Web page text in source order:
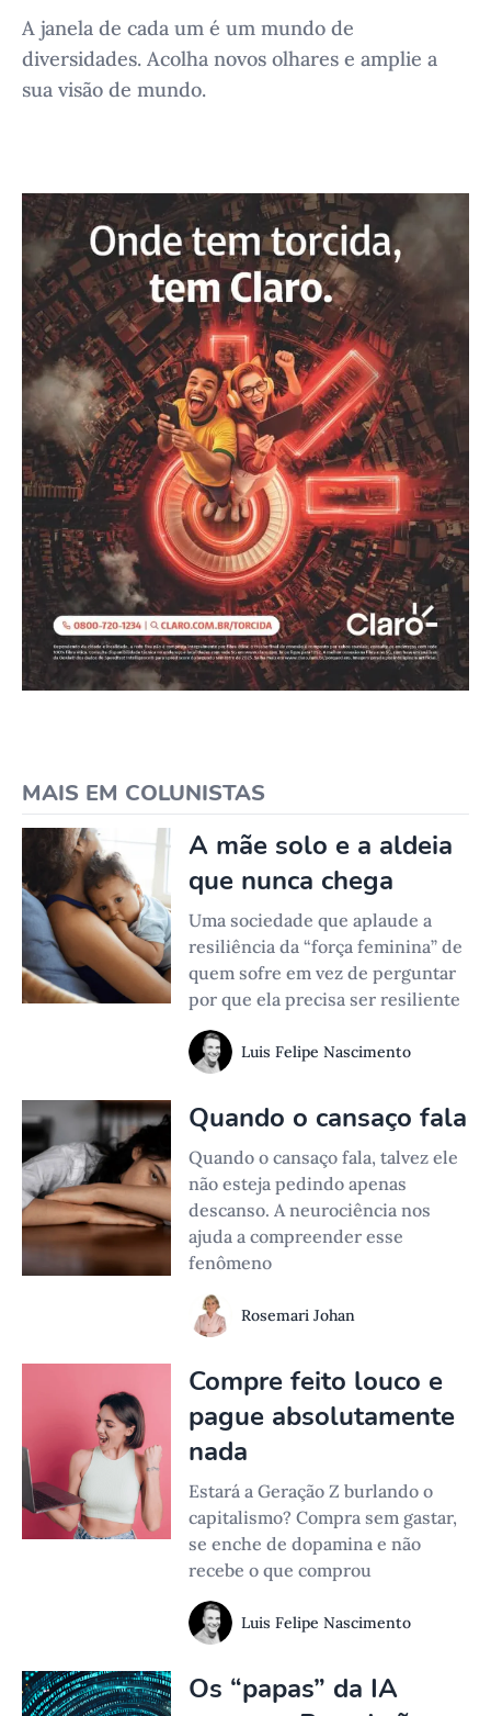
A janela de cada um é um mundo de
diversidades. Acolha novos olhares e amplie a
sua visão de mundo.
MAIS EM COLUNISTAS
A mãe solo e a aldeia
que nunca chega
Uma sociedade que aplaude a
resiliência da “força feminina” de
quem sofre em vez de perguntar
por que ela precisa ser resiliente
Luis Felipe Nascimento
Quando o cansaço fala
Quando o cansaço fala, talvez ele
não esteja pedindo apenas
descanso. A neurociência nos
ajuda a compreender esse
fenômeno
Rosemari Johan
Compre feito louco e
pague absolutamente
nada
Estará a Geração Z burlando o
capitalismo? Compra sem gastar,
se enche de dopamina e não
recebe o que comprou
Luis Felipe Nascimento
Os “papas” da IA